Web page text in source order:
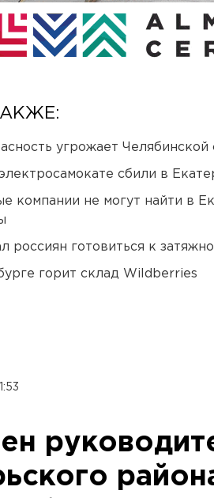
угрожает Челябинской
сбили в
компании не могут найти в
россиян готовиться к
горит склад Wildberries